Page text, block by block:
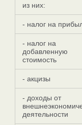
из них:
- налог на
- налог на
добавленную
стоимость
- акцизы
- доходы от
деятельности